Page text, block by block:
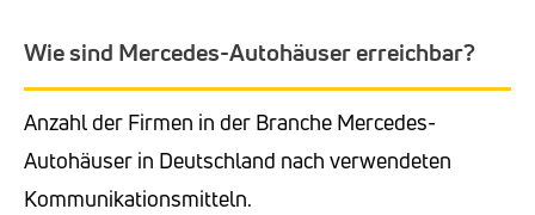
Wie sind Mercedes-Autohäuser erreichbar?
Anzahl der Firmen in der Branche Mercedes-
Autohäuser in Deutschland nach verwendeten
Kommunikationsmitteln.